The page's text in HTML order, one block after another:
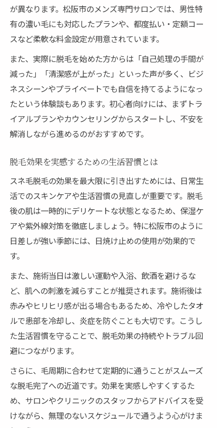
が異なります。松阪市のメンズ専門サロンでは、男性特
有の濃い毛にも対応したプランや、都度払い・定額コー
スなど柔軟な料金設定が用意されています。
また、実際に脱毛を始めた方からは「自己処理の手間が
減った」「清潔感が上がった」といった声が多く、ビジ
ネスシーンやプライベートでも自信を持てるようになっ
たという体験談もあります。初心者向けには、まずトラ
イアルプランやカウンセリングからスタートし、不安を
解消しながら進めるのがおすすめです。
脱毛効果を実感するための生活習慣とは
スネ毛脱毛の効果を最大限に引き出すためには、日常生
活でのスキンケアや生活習慣の見直しが重要です。脱毛
後の肌は一時的にデリケートな状態となるため、保湿ケ
アや紫外線対策を徹底しましょう。特に松阪市のように
日差しが強い季節には、日焼け止めの使用が効果的で
す。
また、施術当日は激しい運動や入浴、飲酒を避けるな
ど、肌への刺激を減らすことが推奨されます。施術後は
赤みやヒリヒリ感が出る場合もあるため、冷やしたタオ
ルで患部を冷却し、炎症を防ぐことも大切です。こうし
た生活習慣を守ることで、脱毛効果の持続やトラブル回
避につながります。
さらに、毛周期に合わせて定期的に通うことがスムーズ
な脱毛完了への近道です。効果を実感しやすくするた
め、サロンやクリニックのスタッフからアドバイスを受
けながら、無理のないスケジュールで通うよう心がけま